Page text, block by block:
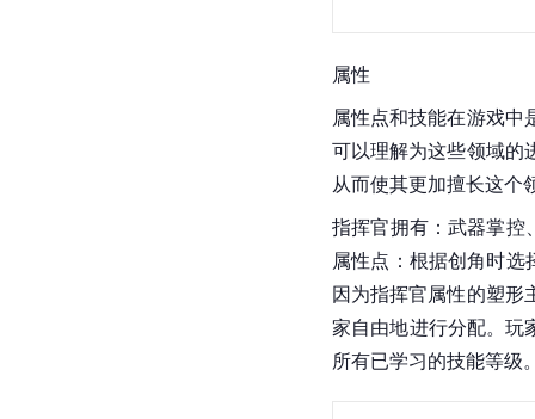
属性
属性点和技能在游戏中
可以理解为这些领域的
从而使其更加擅长这个
指挥官拥有：武器掌控
属性点：根据创角时
因为指挥官属性的塑形
家自由地进行分配。玩
所有已学习的技能等级